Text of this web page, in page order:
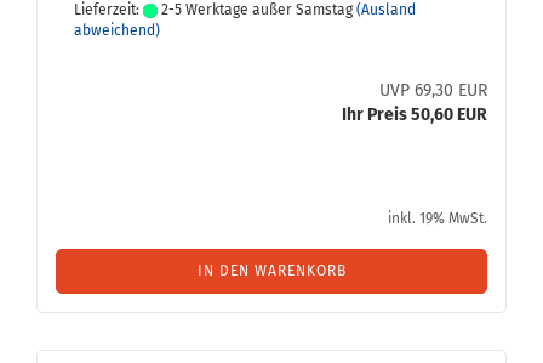
Lieferzeit: 2-5 Werktage außer Samstag (Ausland
abweichend)
UVP 69,30 EUR
Ihr Preis 50,60 EUR
inkl. 19% MwSt.
IN DEN WARENKORB